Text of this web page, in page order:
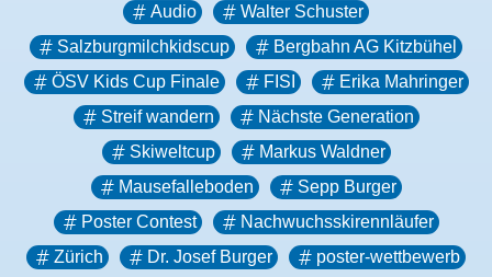
Audio
Walter Schuster
Salzburgmilchkidscup
Bergbahn AG Kitzbühel
ÖSV Kids Cup Finale
FISI
Erika Mahringer
Streif wandern
Nächste Generation
Skiweltcup
Markus Waldner
Mausefalleboden
Sepp Burger
Poster Contest
Nachwuchsskirennläufer
Zürich
Dr. Josef Burger
poster-wettbewerb